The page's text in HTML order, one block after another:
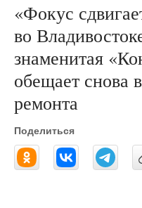
«Фокус
во
знаменитая
обещает снова
ремонта
Поделиться